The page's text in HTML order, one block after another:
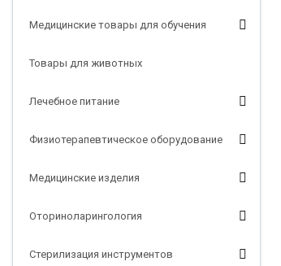
Медицинские товары для обучения
Товары для животных
Лечебное питание
Физиотерапевтическое оборудование
Медицинские изделия
Оториноларингология
Стерилизация инструментов